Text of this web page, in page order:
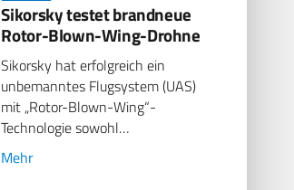
Sikorsky testet brandneue
Rotor-Blown-Wing-Drohne
Sikorsky hat erfolgreich ein
unbemanntes Flugsystem (UAS)
mit „Rotor-Blown-Wing“-
Technologie sowohl…
Mehr